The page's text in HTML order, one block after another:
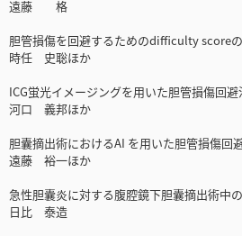
遠藤 格
胆管損傷を回避するためのdifficulty score
時任 史聡ほか
ICG蛍光イメージングを用いた胆管損傷回避
河口 義邦ほか
胆囊摘出術におけるAI を用いた胆管損傷回
遠藤 裕一ほか
急性胆囊炎に対する腹腔鏡下胆囊摘出術中
日比 泰造